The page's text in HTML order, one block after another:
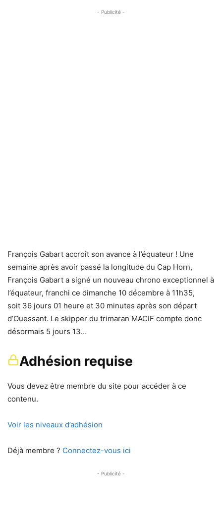
- Publicité -
François Gabart accroît son avance à l’équateur ! Une
semaine après avoir passé la longitude du Cap Horn,
François Gabart a signé un nouveau chrono exceptionnel à
l’équateur, franchi ce dimanche 10 décembre à 11h35,
soit 36 jours 01 heure et 30 minutes après son départ
d’Ouessant. Le skipper du trimaran MACIF compte donc
désormais 5 jours 13…
Adhésion requise
Vous devez être membre du site pour accéder à ce
contenu.
Voir les niveaux d’adhésion
Déjà membre ? Connectez-vous ici
- Publicité -